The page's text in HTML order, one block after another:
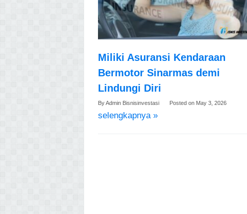
Miliki Asuransi Kendaraan
Bermotor Sinarmas demi
Lindungi Diri
ByAdmin Bisnisinvestasi Posted on May 3, 2026
selengkapnya »